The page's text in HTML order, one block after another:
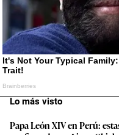
Lo más visto
Papa León XIV en Perú: